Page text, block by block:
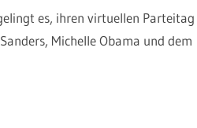
es, ihren virtuellen Parteitag
Michelle Obama und dem